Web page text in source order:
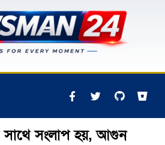
সাথে সংলাপ হয়, আগুন